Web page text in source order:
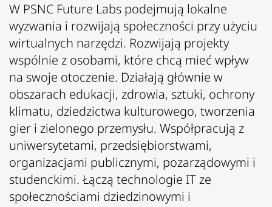
W PSNC Future Labs podejmują lokalne
wyzwania i rozwijają społeczności przy użyciu
wirtualnych narzędzi. Rozwijają projekty
wspólnie z osobami, które chcą mieć wpływ
na swoje otoczenie. Działają głównie w
obszarach edukacji, zdrowia, sztuki, ochrony
klimatu, dziedzictwa kulturowego, tworzenia
gier i zielonego przemysłu. Współpracują z
uniwersytetami, przedsiębiorstwami,
organizacjami publicznymi, pozarządowymi i
studenckimi. Łączą technologie IT ze
społecznościami dziedzinowymi i